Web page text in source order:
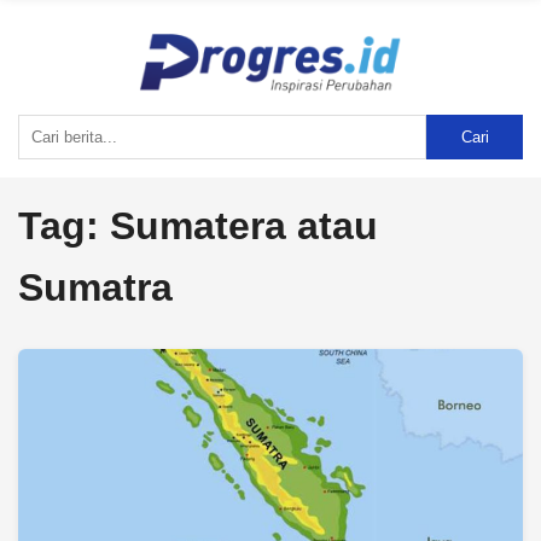
Cari
Tag: Sumatera atau
Sumatra